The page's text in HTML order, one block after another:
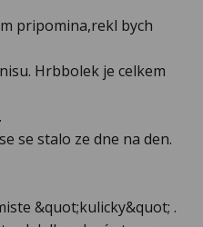
pripomina,rekl bych
Hrbbolek je celkem
se stalo ze dne na den.
&quot;kulicky&quot; .